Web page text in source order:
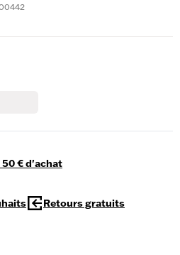
€ d'achat
Retours gratuits